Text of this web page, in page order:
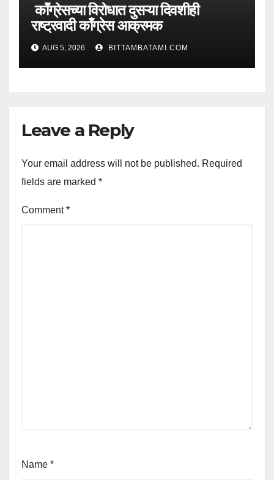
काँग्रेसच्या विरोधात दुसऱ्या दिवशीही
राष्ट्रवादी काँग्रेस आक्रमक
AUG 5, 2026 BITTAMBATAMI.COM
Leave a Reply
Your email address will not be published. Required
fields are marked *
Comment*
Name *